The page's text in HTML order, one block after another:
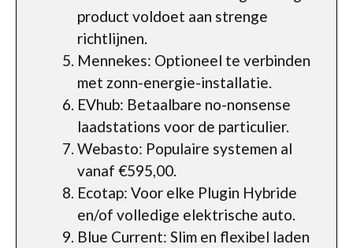
product voldoet aan strenge
richtlijnen.
Mennekes: Optioneel te verbinden
met zonn-energie-installatie.
EVhub: Betaalbare no-nonsense
laadstations voor de particulier.
Webasto: Populaire systemen al
vanaf €595,00.
Ecotap: Voor elke Plugin Hybride
en/of volledige elektrische auto.
Blue Current: Slim en flexibel laden